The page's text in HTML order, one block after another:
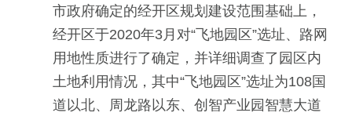
市政府确定的经开区规划建设范围基础上，
经开区于2020年3月对“飞地园区”选址、路网
用地性质进行了确定，并详细调查了园区内
土地利用情况，其中“飞地园区”选址为108国
道以北、周龙路以东、创智产业园智慧大道